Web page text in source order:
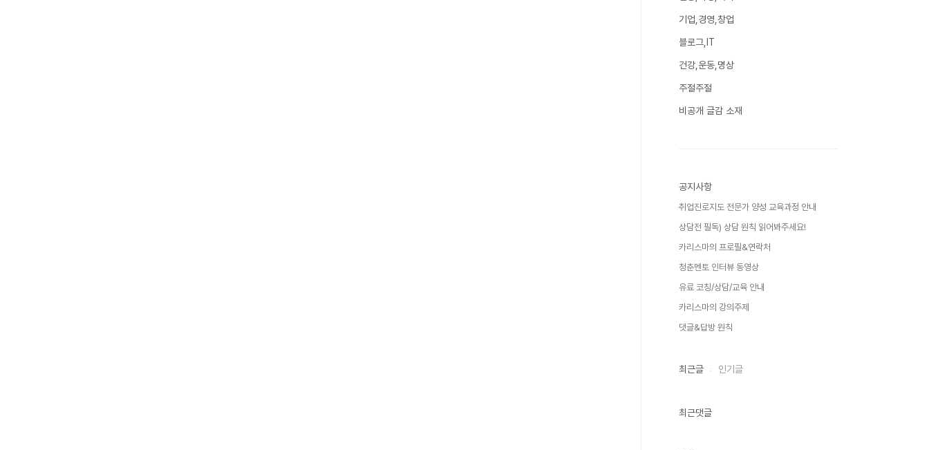
기업,경영,창업
블로그,IT
건강,운동,명상
주절주절
비공개 글감 소재
공지사항
취업진로지도 전문가 양성 교육과정 안내
상담전 필독) 상담 원칙 읽어봐주세요!
카리스마의 프로필&연락처
청춘멘토 인터뷰 동영상
유료 코칭/상담/교육 안내
카리스마의 강의주제
댓글&답방 원칙
최근글 인기글
최근댓글